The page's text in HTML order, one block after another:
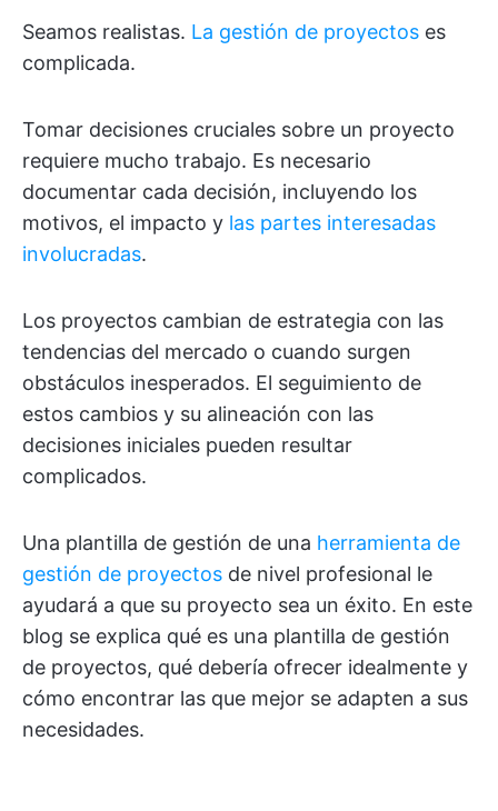
Seamos realistas. La gestión de proyectos es
complicada.
Tomar decisiones cruciales sobre un proyecto
requiere mucho trabajo. Es necesario
documentar cada decisión, incluyendo los
motivos, el impacto y las partes interesadas
involucradas.
Los proyectos cambian de estrategia con las
tendencias del mercado o cuando surgen
obstáculos inesperados. El seguimiento de
estos cambios y su alineación con las
decisiones iniciales pueden resultar
complicados.
Una plantilla de gestión de una herramienta de
gestión de proyectos de nivel profesional le
ayudará a que su proyecto sea un éxito. En este
blog se explica qué es una plantilla de gestión
de proyectos, qué debería ofrecer idealmente y
cómo encontrar las que mejor se adapten a sus
necesidades.